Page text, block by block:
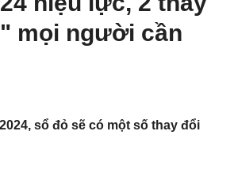
mọi người cần
sổ đỏ sẽ có một số thay đổi